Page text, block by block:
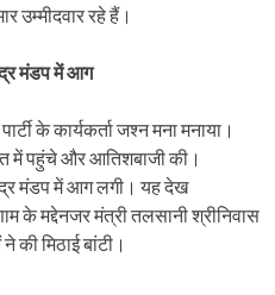
उम्मीदवार रहे हैं।
मंडप में आग
के कार्यकर्ता जश्न मना मनाया।
में पहुंचे और आतिशबाजी की।
मंडप में आग लगी। यह देख
के मद्देनजर मंत्री तलसानी श्रीनिवास
की मिठाई बांटी।